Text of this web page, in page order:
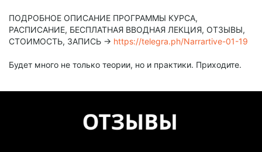
ПОДРОБНОЕ ОПИСАНИЕ ПРОГРАММЫ КУРСА,
РАСПИСАНИЕ, БЕСПЛАТНАЯ ВВОДНАЯ ЛЕКЦИЯ, ОТЗЫВЫ,
СТОИМОСТЬ, ЗАПИСЬ → https://telegra.ph/Narrartive-01-19
Будет много не только теории, но и практики. Приходите.